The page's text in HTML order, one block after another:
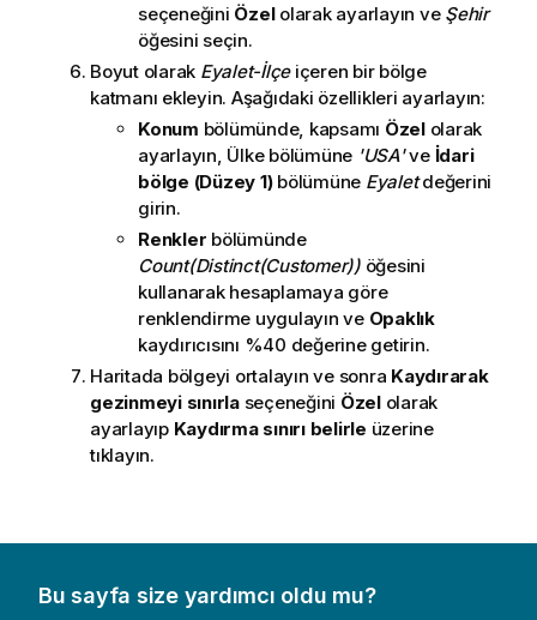
seçeneğini Özelolarak ayarlayın ve Şehir
öğesini seçin.
Boyut olarak Eyalet-İlçeiçeren bir bölge
katmanı ekleyin. Aşağıdaki özellikleri ayarlayın:
Konum bölümünde, kapsamı Özelolarak
ayarlayın, Ülke bölümüne 'USA've İdari
bölge (Düzey 1)bölümüne Eyaletdeğerini
girin.
Renkler bölümünde
Count(Distinct(Customer))öğesini
kullanarak hesaplamaya göre
renklendirme uygulayın ve Opaklık
kaydırıcısını %40 değerine getirin.
Haritada bölgeyi ortalayın ve sonra Kaydırarak
gezinmeyi sınırlaseçeneğini Özelolarak
ayarlayıp Kaydırma sınırı belirle üzerine
tıklayın.
Bu sayfa size yardımcı oldu mu?